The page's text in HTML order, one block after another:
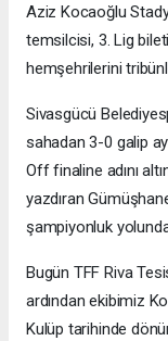
Aziz Kocaoğlu
temsilcisi, 3. Lig
hemşehrilerini
Sivasgücü
sahadan 3-0 galip
Off finaline adını
yazdıran
şampiyonluk
Bugün TFF Riva
ardından ekibimiz
Kulüp tarihinde